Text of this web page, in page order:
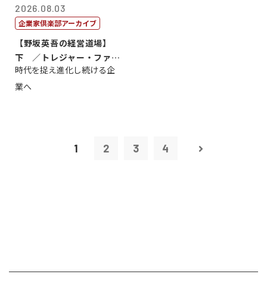
2026.08.03
企業家倶楽部アーカイブ
【野坂英吾の経営道場】
下 ／トレジャー・ファク
トリー社長野坂...
時代を捉え進化し続ける企
業へ
1 2 3 4